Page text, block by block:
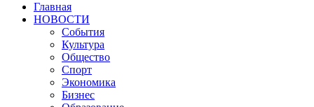
Главная
НОВОСТИ
События
Культура
Общество
Спорт
Экономика
Бизнес